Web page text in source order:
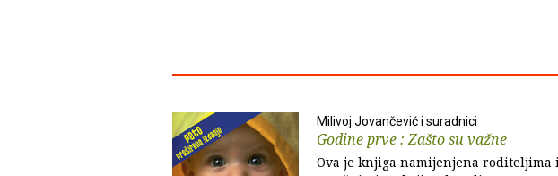
Milivoj Jovančević i suradnici
Godine prve : Zašto su važne
Ova je knjiga namijenjena roditeljima